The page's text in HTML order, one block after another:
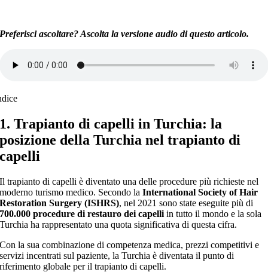
Preferisci ascoltare? Ascolta la versione audio di questo articolo.
1. Trapianto di capelli in Turchia: la
posizione della Turchia nel trapianto di
capelli
Il trapianto di capelli è diventato una delle procedure più richieste nel
moderno turismo medico. Secondo laInternational Society of Hair
Restoration Surgery (ISHRS), nel 2021 sono state eseguite più di
700.000 procedure di restauro dei capelli in tutto il mondo e la sola
Turchia ha rappresentato una quota significativa di questa cifra.
Con la sua combinazione di competenza medica, prezzi competitivi e
servizi incentrati sul paziente, la Turchia è diventata il punto di
riferimento globale per il trapianto di capelli.